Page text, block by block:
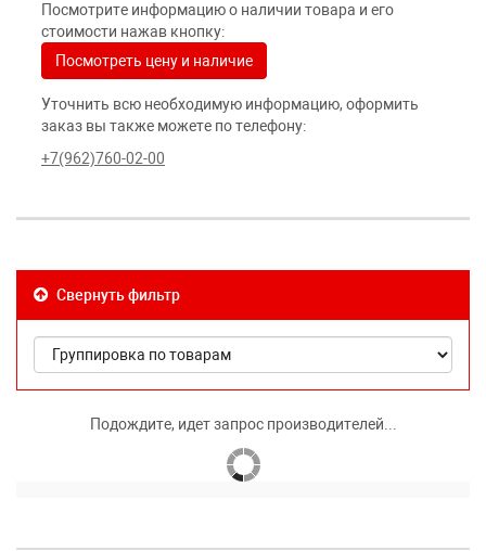
Посмотрите информацию о наличии товара и его
стоимости нажав кнопку:
Посмотреть цену и наличие
Уточнить всю необходимую информацию, оформить
заказ вы также можете по телефону:
+7(962)760-02-00
Свернуть фильтр
Подождите, идет запрос производителей...